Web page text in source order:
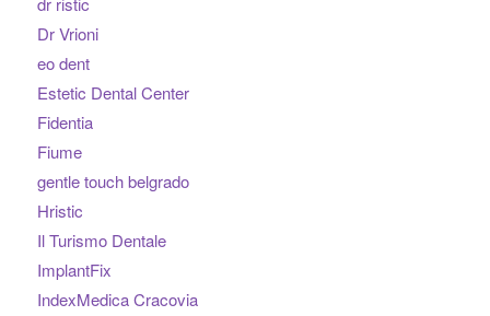
Dr Vrioni
eo dent
Estetic Dental Center
Fidentia
Fiume
gentle touch belgrado
Hristic
Il Turismo Dentale
ImplantFix
IndexMedica Cracovia